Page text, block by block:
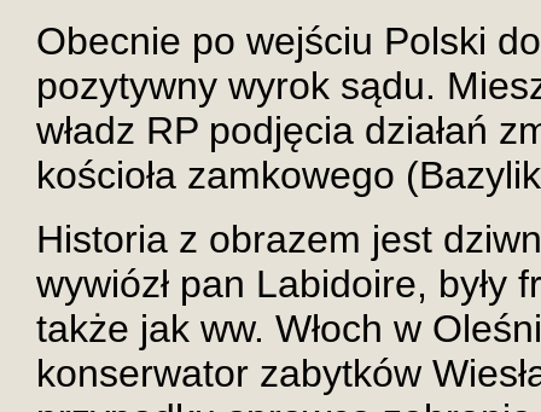
Obecnie po wejściu Polski
pozytywny wyrok sądu.
władz RP podjęcia działań
kościoła zamkowego
Historia z obrazem jest
wywiózł pan Labidoire,
także jak ww. Włoch w
konserwator zabytków